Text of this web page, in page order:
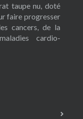
taupe nu, doté
faire progresser
cancers, de la
cardio-